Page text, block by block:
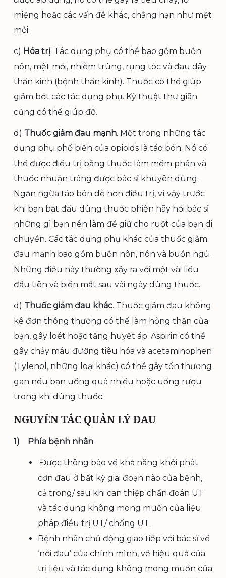
miệng hoặc các vấn đề khác, chẳng hạn như mệt
mỏi.
c) Hóa trị. Tác dụng phụ có thể bao gồm buồn
nôn, mệt mỏi, nhiễm trùng, rụng tóc và đau dây
thần kinh (bệnh thần kinh). Thuốc có thể giúp
giảm bớt các tác dụng phụ. Kỹ thuật thư giãn
cũng có thể giúp đỡ.
d) Thuốc giảm đau mạnh. Một trong những tác
dụng phụ phổ biến của opioids là táo bón. Nó có
thể được điều trị bằng thuốc làm mềm phân và
thuốc nhuận tràng được bác sĩ khuyên dùng.
Ngăn ngừa táo bón dễ hơn điều trị, vì vậy trước
khi bạn bắt đầu dùng thuốc phiện hãy hỏi bác sĩ
những gì bạn nên làm để giữ cho ruột của bạn di
chuyển. Các tác dụng phụ khác của thuốc giảm
đau mạnh bao gồm buồn nôn, nôn và buồn ngủ.
Những điều này thường xảy ra với một vài liều
đầu tiên và biến mất sau vài ngày dùng thuốc.
d) Thuốc giảm đau khác. Thuốc giảm đau không
kê đơn thông thường có thể làm hỏng thận của
bạn, gây loét hoặc tăng huyết áp. Aspirin có thể
gây chảy máu đường tiêu hóa và acetaminophen
(Tylenol, những loại khác) có thể gây tổn thương
gan nếu bạn uống quá nhiều hoặc uống rượu
trong khi dùng thuốc.
NGUYÊN TẮC QUẢN LÝ ĐAU
1) Phía bệnh nhân
Được thông báo về khả năng khởi phát
cơn đau ở bất kỳ giai đoạn nào của bệnh,
cả trong/ sau khi can thiệp chẩn đoán UT
và tác dụng không mong muốn của liệu
pháp điều trị UT/ chống UT.
Bệnh nhân chủ động giao tiếp với bác sĩ về
‘nỗi đau’ của chính mình, về hiệu quả của
trị liệu và tác dụng không mong muốn của